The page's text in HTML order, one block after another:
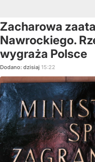
Zacharowa
Nawrockiego.
wygraża Polsce
Dodano: dzisiaj 15:22